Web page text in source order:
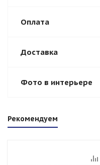
Оплата
Доставка
Фото в интерьере
Рекомендуем